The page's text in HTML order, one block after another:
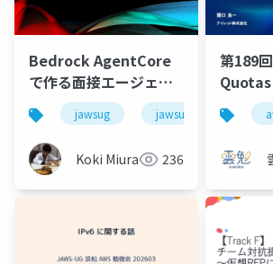
Bedrock AgentCore
で作る面接エージェン
ト
jawsug jawsug_nagoya
Koki Miura 236
第189
Quotas
う！〜
ォータ